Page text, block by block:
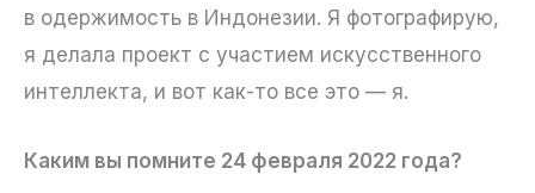
в одержимость в Индонезии. Я фотографирую,
я делала проект с участием искусственного
интеллекта, и вот как-то все это — я.
Каким вы помните 24 февраля 2022 года?